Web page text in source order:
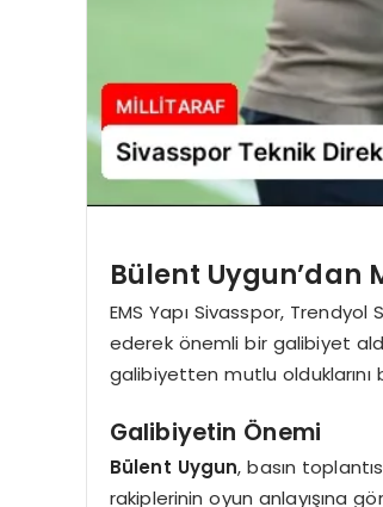
Bülent Uygun’dan
EMS Yapı Sivasspor, Trendyol
ederek önemli bir galibiyet
galibiyetten mutlu olduklarını
Galibiyetin Önemi
Bülent Uygun, basın
rakiplerinin oyun anlayışına